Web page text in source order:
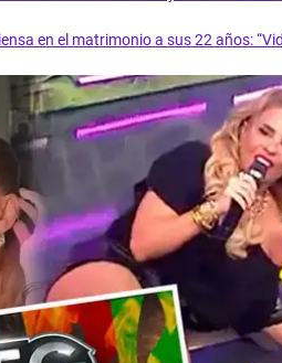
en el matrimonio a sus 22 años: